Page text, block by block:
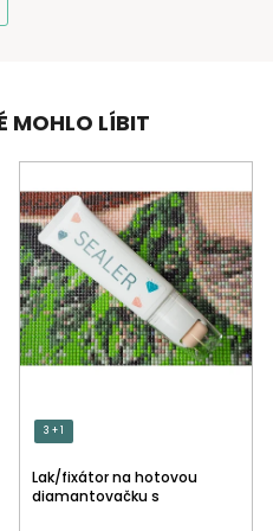
MOHLO LÍBIT
3 + 1
Lak/fixátor na hotovou
diamantovačku s